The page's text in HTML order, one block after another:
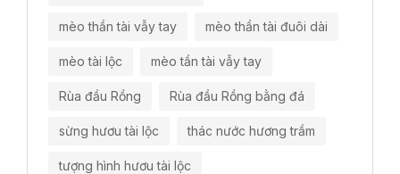
mèo thần tài vẫy tay mèo thần tài đuôi dài
mèo tài lộc mèo tần tài vẫy tay
Rùa đầu Rồng Rùa đầu Rồng bằng đá
sừng hươu tài lộc thác nước hương trầm
tượng hình hươu tài lộc